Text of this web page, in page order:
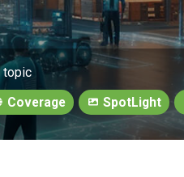
topic
Coverage SpotLight